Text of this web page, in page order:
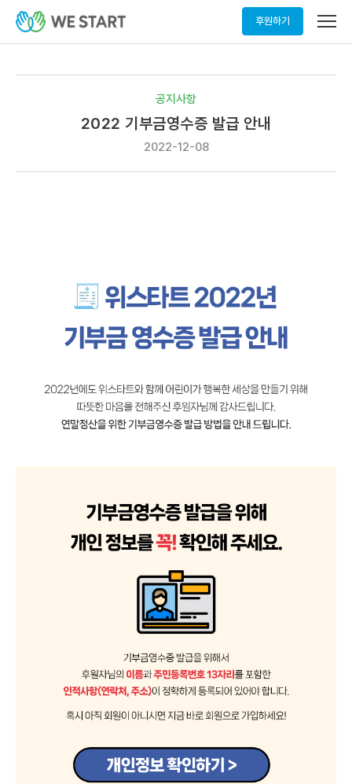
후원하기
메
열
공지사항
2022 기부금영수증 발급 안내
2022-12-08